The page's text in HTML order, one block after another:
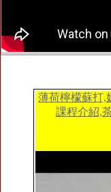
薄荷檸檬蘇打,
課程介紹,